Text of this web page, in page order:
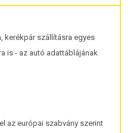
kerékpár szállításra egyes
is - az autó adattáblájának
az európai szabvány szerint